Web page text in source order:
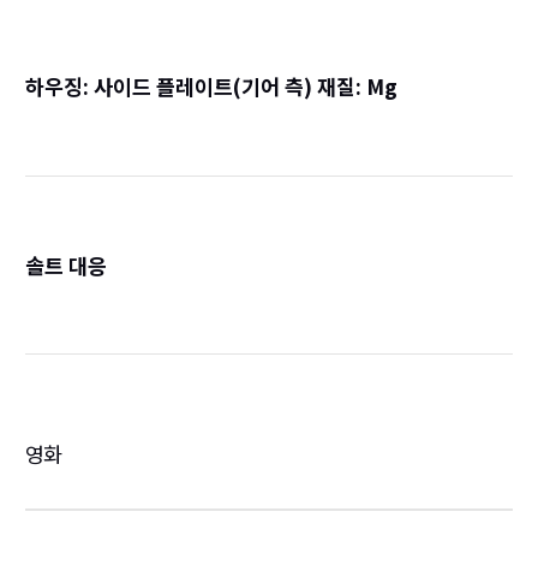
하우징: 사이드 플레이트(기어 측) 재질: Mg
솔트 대응
영화